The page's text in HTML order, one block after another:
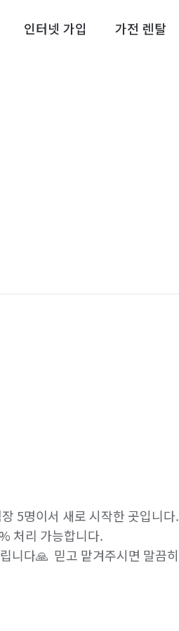
인터넷 가입 가전 렌탈
5명이서 새로 시작한 곳입니다.
처리 가능합니다.
니다🙏  믿고 맡겨주시면 말끔히